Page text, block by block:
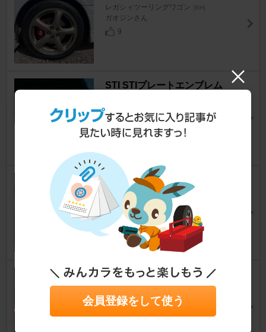
レガシィツーリングワゴン [BH]
ガオジンさん
9
STI STIプレートエンブレム
かずちゃさん
0
BLITZ SUS POWER AIR FILTE
R LM
レガシィツーリングワゴン
甲斐彩月さん
1
スバル(純正) リアガーニッシュ
ヤマむーさん
8
会員登録をして使う